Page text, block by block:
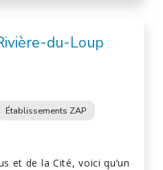
du-Loup
Établissements ZAP
et de la Cité, voici qu’un